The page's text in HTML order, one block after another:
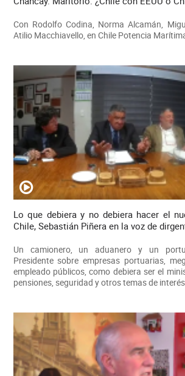
Con Rodolfo Codina, Norma Alcamán,
Atilio Macchiavello, en Chile Potencia
Lo que debiera y no debiera hacer el
Chile, Sebastián Piñera en la voz de
Un camionero, un aduanero y un
Presidente sobre empresas portuarias,
empleado públicos, como debiera ser el
pensiones, seguridad y otros temas de